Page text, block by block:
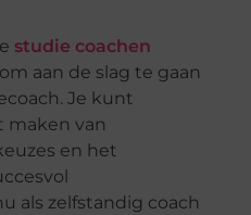
studie coachen
aan de slag te gaan
Je kunt
maken van
en het
als zelfstandig coach